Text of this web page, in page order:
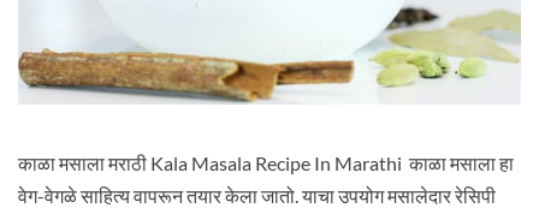
काळा मसाला मराठी Kala Masala Recipe In Marathi काळा मसाला हा
वेग-वेगळे साहित्य वापरून तयार केला जातो. याचा उपयोग मसालेदार रेसिपी